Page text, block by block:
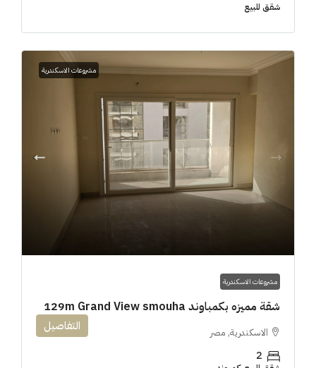
شقق للبيع
مشروعات الاسكندرية
مشروعات الاسكندرية
شقة مميزه بكمباوند 129m Grand View smouha
الاسكندرية, مصر
2
التفاصيل